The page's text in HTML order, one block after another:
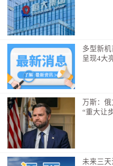
多型新
呈现4大
万斯：
“重大让
未来三